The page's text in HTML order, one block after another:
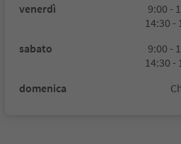
venerdì
9:00 -
14:30 -
sabato
9:00 -
14:30 -
domenica